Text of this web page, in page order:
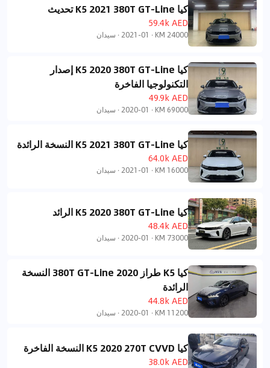
كيا K5 2021 380T GT-Line تحديث
59.4k AED
24000 KM
·
2021-01
· سيدان
كيا K5 2020 380T GT-Line إصدار
التكنولوجيا الفاخرة
49.9k AED
69000 KM
·
2020-01
· سيدان
كيا K5 2021 380T GT-Line النسخة الرائدة
64.0k AED
16000 KM
·
2021-01
· سيدان
كيا K5 2020 380T GT-Line الرائد
48.4k AED
73000 KM
·
2020-01
· سيدان
كيا K5 طراز 2020 380T GT-Line النسخة
الرائدة
44.8k AED
11200 KM
·
2020-01
· سيدان
كيا K5 2020 270T CVVD النسخة الفاخرة
38.0k AED